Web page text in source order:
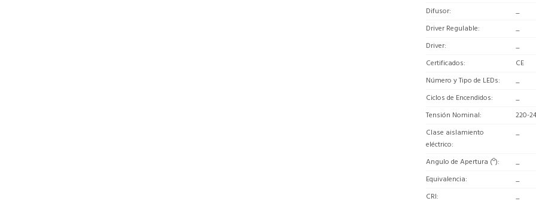
Difusor
_
Driver Regulable
_
Driver
_
Certificados
CE
Número y Tipo de LEDs
_
Ciclos de Encendidos
_
Tensión Nominal
220-
Clase aislamiento
eléctrico
_
Angulo de Apertura (º)
_
Equivalencia
_
CRI
_